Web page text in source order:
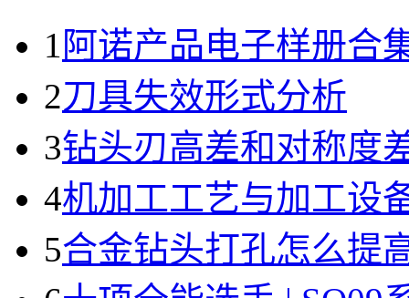
1 阿诺产品电子样册合
2刀具失效形式分析
3钻头刃高差和对称度
4机加工工艺与加工设
5合金钻头打孔怎么提